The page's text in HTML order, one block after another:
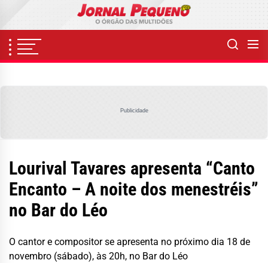
content
Publicidade
Lourival Tavares apresenta “Canto
Encanto – A noite dos menestréis”
no Bar do Léo
O cantor e compositor se apresenta no próximo dia 18 de
novembro (sábado), às 20h, no Bar do Léo